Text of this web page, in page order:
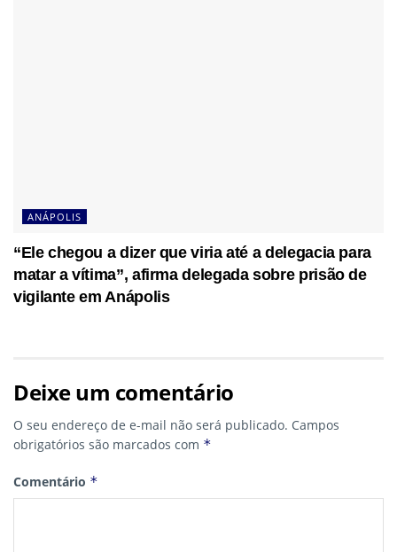
ANÁPOLIS
“Ele chegou a dizer que viria até a delegacia para
matar a vítima”, afirma delegada sobre prisão de
vigilante em Anápolis
Deixe um comentário
O seu endereço de e-mail não será publicado. Campos
obrigatórios são marcados com *
Comentário *